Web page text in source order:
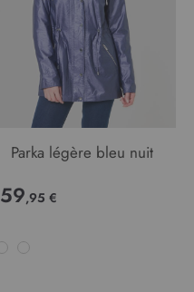
Parka légère bleu nuit
59,95 €